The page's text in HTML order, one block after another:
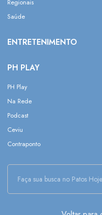
Regionais
Saúde
ENTRETENIMENTO
PH PLAY
PH Play
Na Rede
Podcast
Ceviu
Contraponto